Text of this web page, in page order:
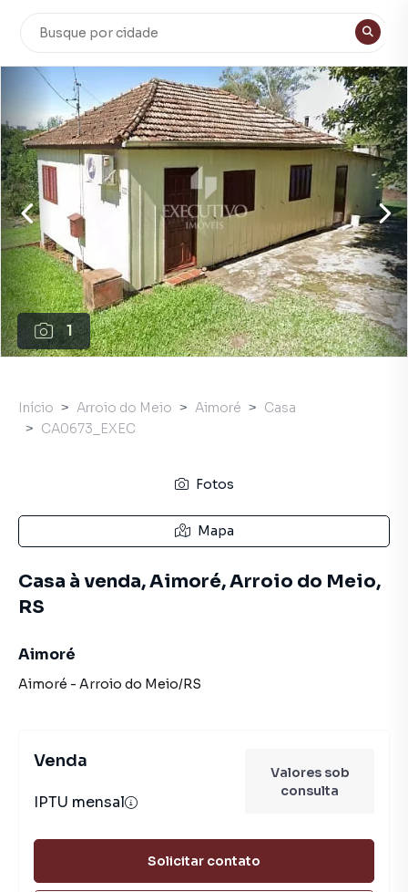
1
Início Arroio do Meio Aimoré
Casa
CA0673_EXEC
Fotos
Mapa
Casa à venda, Aimoré, Arroio do Meio,
RS
Aimoré
Aimoré - Arroio do Meio/RS
Venda
IPTU mensal
Valores sob
consulta
Solicitar contato